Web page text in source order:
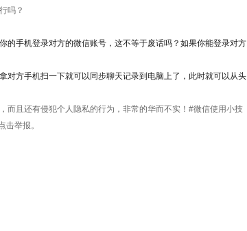
吗？
的手机登录对方的微信账号，这不等于废话吗？如果你能登录对方
对方手机扫一下就可以同步聊天记录到电脑上了，此时就可以从头
而且还有侵犯个人隐私的行为，非常的华而不实！#微信使用小技
举报。